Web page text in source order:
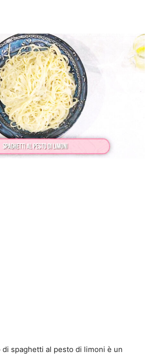
spaghetti al pesto di limoni è un